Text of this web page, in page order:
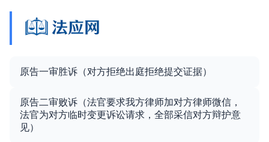
原告一审胜诉（对方拒绝出庭拒绝提交证据）
原告二审败诉（法官要求我方律师加对方律师微信，
法官为对方临时变更诉讼请求，全部采信对方辩护意
见）